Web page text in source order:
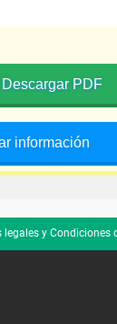
Descargar PDF
información
legales y Condiciones